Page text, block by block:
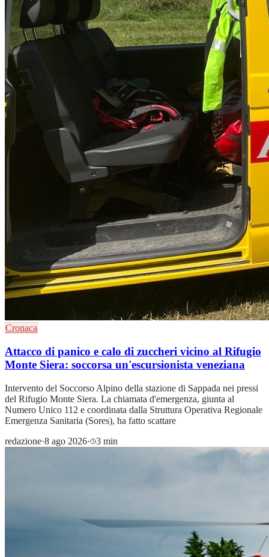
Cronaca
Attacco di panico e calo di zuccheri vicino al Rifugio
Monte Siera: soccorsa un'escursionista veneziana
Intervento del Soccorso Alpino della stazione di Sappada nei pressi
del Rifugio Monte Siera. La chiamata d'emergenza, giunta al
Numero Unico 112 e coordinata dalla Struttura Operativa Regionale
Emergenza Sanitaria (Sores), ha fatto scattare
redazione·8 ago 2026· 3 min